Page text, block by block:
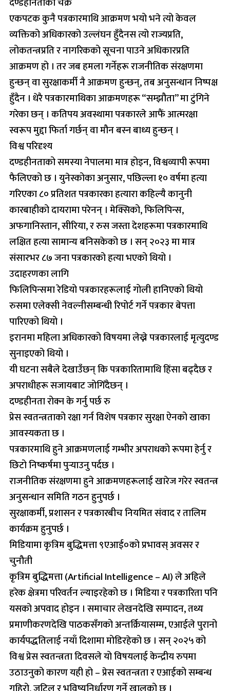
एकपटक कुनै पत्रकारमाथि आक्रमण भयो भने त्यो केवल
व्यक्तिको अधिकारको उल्लंघन हुँदैनस त्यो राज्यप्रति,
लोकतन्त्रप्रति र नागरिकको सूचना पाउने अधिकारप्रति
आक्रमण हो । तर जब हमला गर्नेहरू राजनीतिक संरक्षणमा
हुन्छन् वा सुरक्षाकर्मी नै आक्रमण हुन्छन्, तब अनुसन्धान निष्पक्ष
हुँदैन । धेरै पत्रकारमाथिका आक्रमणहरू “सम्झौता” मा टुंगिने
गरेका छन् । कतिपय अवस्थामा पत्रकारले आफैं आत्मरक्षा
स्वरूप मुद्दा फिर्ता गर्छन् वा मौन बस्न बाध्य हुन्छन् ।
विश्व परिदृश्य
दण्डहीनताको समस्या नेपालमा मात्र होइन, विश्वव्यापी रूपमा
फैलिएको छ । युनेस्कोका अनुसार, पछिल्ला १० वर्षमा हत्या
गरिएका ८० प्रतिशत पत्रकारका हत्यारा कहिल्यै कानुनी
कारबाहीको दायरामा परेनन् । मेक्सिको, फिलिपिन्स,
अफगानिस्तान, सीरिया, र रुस जस्ता देशहरूमा पत्रकारमाथि
लक्षित हत्या सामान्य बनिसकेको छ । सन् २०२३ मा मात्र
संसारभर ८७ जना पत्रकारको हत्या भएको थियो ।
उदाहरणका लागि
फिलिपिन्समा रेडियो पत्रकारहरूलाई गोली हानिएको थियो
रुसमा एलेक्सी नेवल्नीसम्बन्धी रिपोर्ट गर्ने पत्रकार बेपत्ता
पारिएको थियो ।
इरानमा महिला अधिकारको विषयमा लेख्ने पत्रकारलाई मृत्युदण्ड
सुनाइएको थियो ।
यी घटना सबैले देखाउँछन् कि पत्रकारितामाथि हिंसा बढ्दैछ र
अपराधीहरू सजायबाट जोगिँदैछन् ।
दण्डहीनता रोक्न के गर्नु पर्छ रु
प्रेस स्वतन्त्रताको रक्षा गर्न विशेष पत्रकार सुरक्षा ऐनको खाका
आवस्यकता छ ।
पत्रकारमाथि हुने आक्रमणलाई गम्भीर अपराधको रूपमा हेर्नु र
छिटो निष्कर्षमा पुर्‍याउनु पर्दछ ।
राजनीतिक संरक्षणमा हुने आक्रमणहरूलाई खारेज गरेर स्वतन्त्र
अनुसन्धान समिति गठन हुनुपर्छ ।
सुरक्षाकर्मी, प्रशासन र पत्रकारबीच नियमित संवाद र तालिम
कार्यक्रम हुनुपर्छ ।
मिडियामा कृत्रिम बुद्धिमत्ता ९एआई०को प्रभावस् अवसर र
चुनौती
कृत्रिम बुद्धिमत्ता (Artificial Intelligence – AI) ले अहिले
हरेक क्षेत्रमा परिवर्तन ल्याइरहेको छ । मिडिया र पत्रकारिता पनि
यसको अपवाद होइन । समाचार लेखनदेखि सम्पादन, तथ्य
प्रमाणीकरणदेखि पाठकसँगको अन्तर्क्रियासम्म, एआईले पुरानो
कार्यपद्धतिलाई नयाँ दिशामा मोडिरहेको छ । सन् २०२५ को
विश्व प्रेस स्वतन्त्रता दिवसले यो विषयलाई केन्द्रीय रुपमा
उठाउनुको कारण यही हो – प्रेस स्वतन्त्रता र एआईको सम्बन्ध